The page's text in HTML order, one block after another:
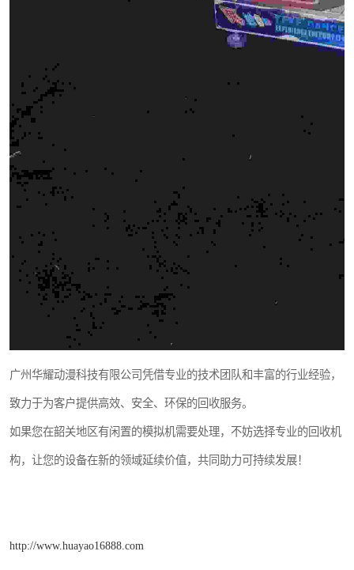
广州华耀动漫科技有限公司凭借专业的技术团队和丰富的行业经验，
致力于为客户提供高效、安全、环保的回收服务。
如果您在韶关地区有闲置的模拟机需要处理，不妨选择专业的回收机
构，让您的设备在新的领域延续价值，共同助力可持续发展！
http://www.huayao16888.com